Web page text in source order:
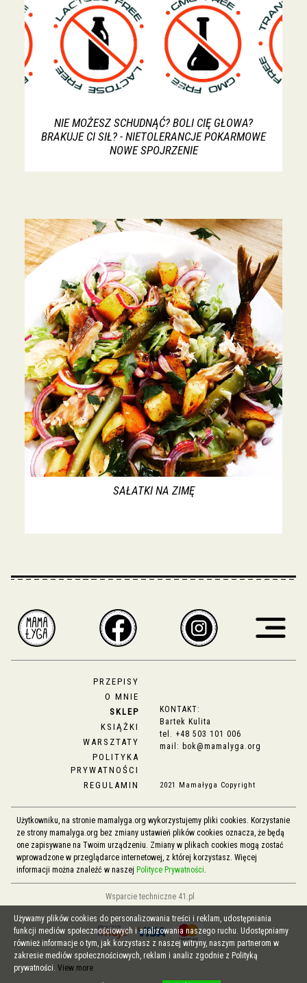
NIE MOŻESZ SCHUDNĄĆ? BOLI CIĘ GŁOWA?
BRAKUJE CI SIŁ? - NIETOLERANCJE POKARMOWE
NOWE SPOJRZENIE
SAŁATKI NA ZIMĘ
PRZEPISY
O MNIE
SKLEP
KSIĄŻKI
WARSZTATY
POLITYKA
PRYWATNOŚCI
REGULAMIN
KONTAKT:
Bartek Kulita
tel. +48 503 101 006
mail: bok@mamalyga.org
2021 Mamałyga Copyright
Użytkowniku, na stronie mamalyga.org wykorzystujemy pliki cookies. Korzystanie
ze strony mamalyga.org bez zmiany ustawień plików cookies oznacza, że będą
one zapisywane na Twoim urządzeniu. Zmiany w plikach cookies mogą zostać
wprowadzone w przeglądarce internetowej, z której korzystasz. Więcej
informacji można znaleźć w naszej Polityce Prywatności.
Wsparcie techniczne 41.pl
Używamy plików cookies do personalizowania treści i reklam, udostępniania
funkcji mediów społecznościowych i analizowania naszego ruchu. Udostępniamy
również informacje o tym, jak korzystasz z naszej witryny, naszym partnerom w
zakresie mediów społecznościowych, reklam i analiz zgodnie z Polityką
prywatności. View more